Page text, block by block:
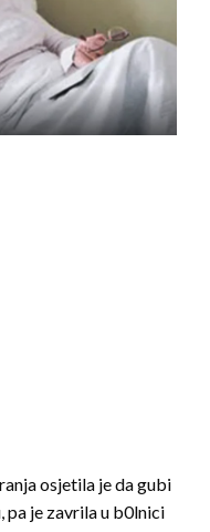
osjetila je da gubi
pa je zavrila u b0lnici